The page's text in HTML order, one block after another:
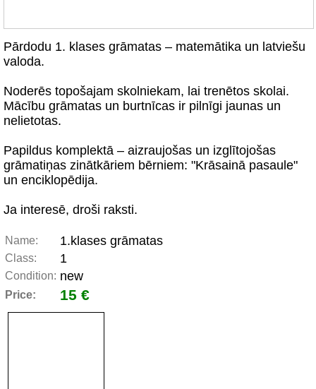
Pārdodu 1. klases grāmatas – matemātika un latviešu
valoda.
Noderēs topošajam skolniekam, lai trenētos skolai.
Mācību grāmatas un burtnīcas ir pilnīgi jaunas un
nelietotas.
Papildus komplektā – aizraujošas un izglītojošas
grāmatiņas zinātkāriem bērniem: "Krāsainā pasaule"
un enciklopēdija.
Ja interesē, droši raksti.
Name: 1.klases grāmatas
Class: 1
Condition: new
Price: 15 €